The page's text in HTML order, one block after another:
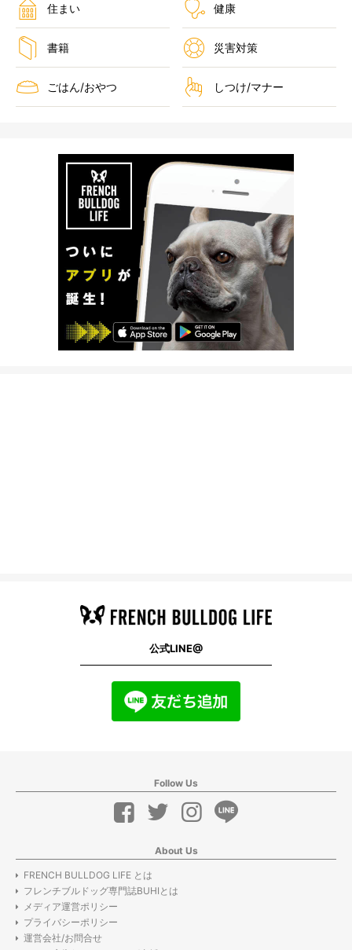
住まい 健康
書籍 災害対策
ごはん/おやつ しつけ/マナー
公式LINE@
Follow Us
About Us
FRENCH BULLDOG LIFE とは
フレンチブルドッグ専門誌BUHIとは
メディア運営ポリシー
プライバシーポリシー
運営会社/お問合せ